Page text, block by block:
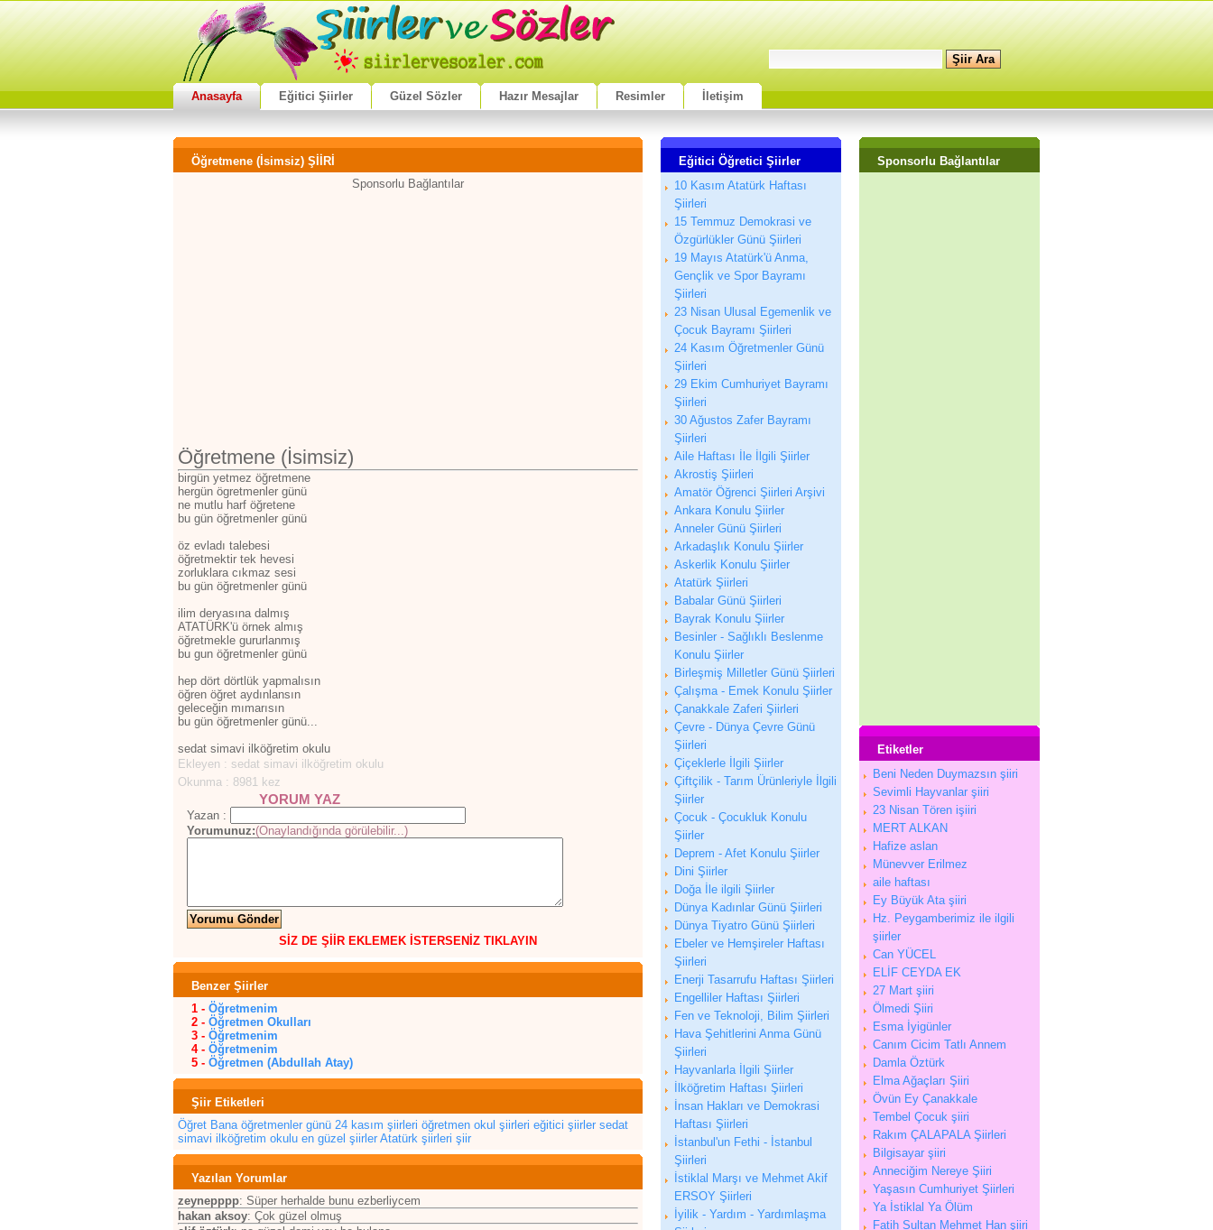
Anasayfa Eğitici Şiirler Güzel Sözler Hazır Mesajlar Resimler İletişim
Öğretmene (İsimsiz) ŞİİRİ
Sponsorlu Bağlantılar
Öğretmene (İsimsiz)
birgün yetmez öğretmene
hergün ögretmenler günü
ne mutlu harf öğretene
bu gün öğretmenler günü
öz evladı talebesi
öğretmektir tek hevesi
zorluklara cıkmaz sesi
bu gün öğretmenler günü
ilim deryasına dalmış
ATATÜRK'ü örnek almış
öğretmekle gururlanmış
bu gun öğretmenler günü
hep dört dörtlük yapmalısın
öğren öğret aydınlansın
geleceğin mımarısın
bu gün öğretmenler günü...
sedat simavi ilköğretim okulu
Ekleyen : sedat simavi ilköğretim okulu
Okunma : 8981 kez
YORUM YAZ
Yazan :
Yorumunuz:(Onaylandığında görülebilir...)
SİZ DE ŞİİR EKLEMEK İSTERSENİZ TIKLAYIN
Benzer Şiirler
1 - Öğretmenim
2 - Öğretmen Okulları
3 - Öğretmenim
4 - Öğretmenim
5 - Öğretmen (Abdullah Atay)
Şiir Etiketleri
Öğret Bana öğretmenler günü 24 kasım şiirleri öğretmen okul şiirleri eğitici şiirler sedat
simavi ilköğretim okulu en güzel şiirler Atatürk şiirleri şiir
Yazılan Yorumlar
zeynepppp: Süper herhalde bunu ezberliycem
hakan aksoy: Çok güzel olmuş
Eğitici Öğretici Şiirler
10 Kasım Atatürk Haftası
Şiirleri
15 Temmuz Demokrasi ve
Özgürlükler Günü Şiirleri
19 Mayıs Atatürk'ü Anma,
Gençlik ve Spor Bayramı
Şiirleri
23 Nisan Ulusal Egemenlik ve
Çocuk Bayramı Şiirleri
24 Kasım Öğretmenler Günü
Şiirleri
29 Ekim Cumhuriyet Bayramı
Şiirleri
30 Ağustos Zafer Bayramı
Şiirleri
Aile Haftası İle İlgili Şiirler
Akrostiş Şiirleri
Amatör Öğrenci Şiirleri Arşivi
Ankara Konulu Şiirler
Anneler Günü Şiirleri
Arkadaşlık Konulu Şiirler
Askerlik Konulu Şiirler
Atatürk Şiirleri
Babalar Günü Şiirleri
Bayrak Konulu Şiirler
Besinler - Sağlıklı Beslenme
Konulu Şiirler
Birleşmiş Milletler Günü Şiirleri
Çalışma - Emek Konulu Şiirler
Çanakkale Zaferi Şiirleri
Çevre - Dünya Çevre Günü
Şiirleri
Çiçeklerle İlgili Şiirler
Çiftçilik - Tarım Ürünleriyle İlgili
Şiirler
Çocuk - Çocukluk Konulu
Şiirler
Deprem - Afet Konulu Şiirler
Dini Şiirler
Doğa İle ilgili Şiirler
Dünya Kadınlar Günü Şiirleri
Dünya Tiyatro Günü Şiirleri
Ebeler ve Hemşireler Haftası
Şiirleri
Enerji Tasarrufu Haftası Şiirleri
Engelliler Haftası Şiirleri
Fen ve Teknoloji, Bilim Şiirleri
Hava Şehitlerini Anma Günü
Şiirleri
Hayvanlarla İlgili Şiirler
İlköğretim Haftası Şiirleri
İnsan Hakları ve Demokrasi
Haftası Şiirleri
İstanbul'un Fethi - İstanbul
Şiirleri
İstiklal Marşı ve Mehmet Akif
ERSOY Şiirleri
İyilik - Yardım - Yardımlaşma
Sponsorlu Bağlantılar
Etiketler
Beni Neden Duymazsın şiiri
Sevimli Hayvanlar şiiri
23 Nisan Tören işiiri
MERT ALKAN
Hafize aslan
Münevver Erilmez
aile haftası
Ey Büyük Ata şiiri
Hz. Peygamberimiz ile ilgili
şiirler
Can YÜCEL
ELİF CEYDA EK
27 Mart şiiri
Ölmedi Şiiri
Esma İyigünler
Canım Cicim Tatlı Annem
Damla Öztürk
Elma Ağaçları Şiiri
Övün Ey Çanakkale
Tembel Çocuk şiiri
Rakım ÇALAPALA Şiirleri
Bilgisayar şiiri
Anneciğim Nereye Şiiri
Yaşasın Cumhuriyet Şiirleri
Ya İstiklal Ya Ölüm
Fatih Sultan Mehmet Han şiiri